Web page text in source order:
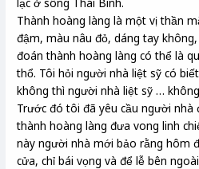
Thành hoàng làng là một vị thần
đậm, màu nâu đỏ, dáng tay
đoán thành hoàng làng có thể là
thổ. Tôi hỏi người nhà liệt sỹ có
không thì người nhà liệt sỹ …
Trước đó tôi đã yêu cầu người nhà
thành hoàng làng đưa vong linh
này người nhà mới bảo rằng hôm
cửa, chỉ bái vọng và để lễ bên